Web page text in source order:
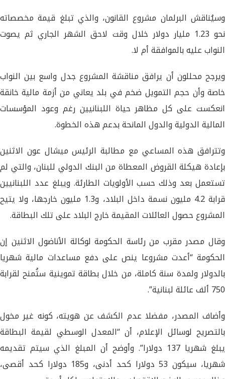
وسيُناقش البرلمان مشروع القانون، والذي تبلغ قيمة مخصصاته
نحو 1.23 مليار دولار خلال وقت لاحق الشهر الجاري ثم يصوت
النواب عليه بالموافقة أم لا.
ويرجح محللون أن يرافق مناقشة المشروع جدل واسع بين النواب
خاصة وأن حجم التمويل ضخم في بلد يعاني من أزمة مالية خانقة
انعكست على كل مظاهر حياة اللبنانيين رغم وعود المؤسسات
المالية الدولية والدول المانحة بدعم هذه الخطوة.
وتترافق هذه المساعي مع مطالبة الرئيس ميشال عون الاثنين
بإعادة هيكلة القروض المعطاة من البنك الدولي للبنان، والتي لم
تستعمل بعد وذلك حسب الأولويات الطارئة. ويبلغ عدد اللبنانيين
قرابة 4.2 مليون نسمة داخل البلاد، و1.3 مليون خارجها، ولا يتيح
المشروع حصول العائلات المقيمة خارج البلاد على تلك البطاقة.
وقال مصدر مقرب من رئاسة الحكومة لوكالة الأناضول الاثنين إن
الحكومة “أعدت مشروعا ينص على دفع مساعدات مالية شهريا
بالدولار ولمدة سنة كاملة، من خلال بطاقة تموينية ستُمنح لقرابة
750 ألف عائلة لبنانية”.
وأضاف المصدر، مفضلا عدم الكشف عن هويته، كونه غير مخول
بالتصريح لوسائل الإعلام، أن “المعدل الوسطي لقيمة البطاقة
يبلغ شهريا 137 دولارا”. وأوضح أن المبلغ الذي سيتم تقديمه
شهريا، سيكون 53 دولارا كحد أدنى، و185 دولارا كحد أقصى،